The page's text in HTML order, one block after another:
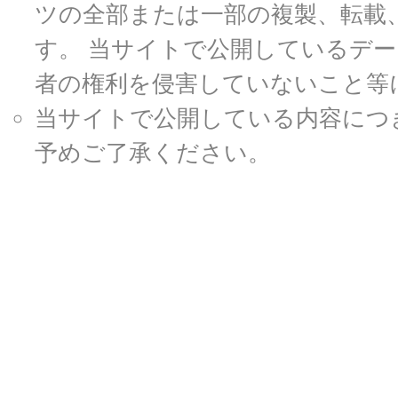
ツの全部または一部の複製、転
す。 当サイトで公開しているデ
者の権利を侵害していないこと
当サイトで公開している内容に
予めご了承ください。